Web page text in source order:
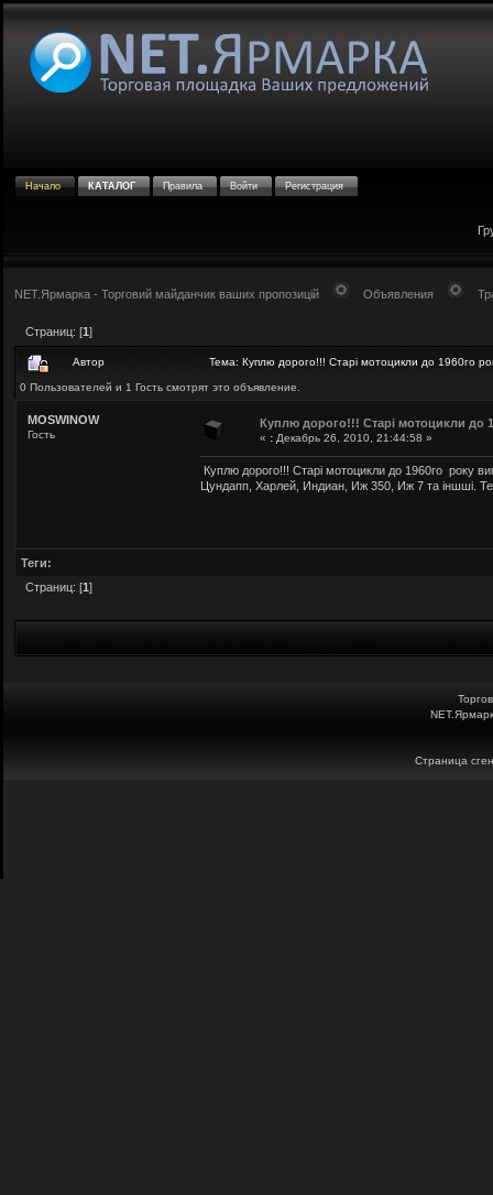
Начало КАТАЛОГ Правила Войти Регистрация
NET.Ярмарка - Торговий майданчик ваших пропозицій Объявления
Страниц: [1]
Автор Тема: Куплю дорого!!! Старі мотоцикли до 1960го
0 Пользователей и 1 Гость смотрят это объявление.
MOSWINOW
Гость
Куплю дорого!!! Старі мотоцикли до
« : Декабрь 26, 2010, 21:44:58 »
Куплю дорого!!! Старі мотоцикли до 1960го року
Цундапп, Харлей, Индиан, Иж 350, Иж 7 та іншші.
Теги:
Страниц: [1]
Страница